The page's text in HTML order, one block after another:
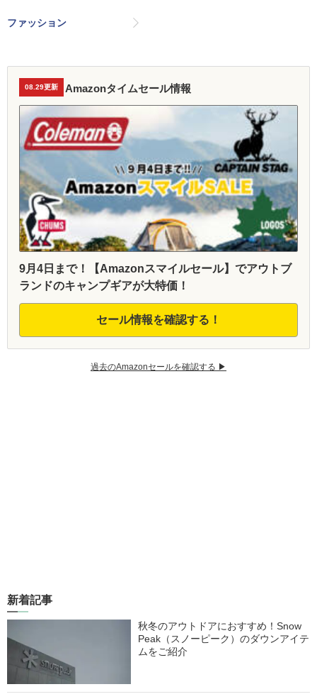
ファッション
08.29更新 Amazonタイムセール情報
9月4日まで！【Amazonスマイルセール】でアウトブ
ランドのキャンプギアが大特価！
セール情報を確認する！
過去のAmazonセールを確認する ▶︎
新着記事
秋冬のアウトドアにおすすめ！Snow
Peak（スノーピーク）のダウンアイテ
ムをご紹介